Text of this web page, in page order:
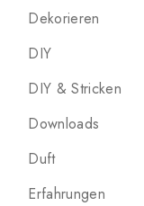
Dekorieren
DIY
DIY & Stricken
Downloads
Duft
Erfahrungen